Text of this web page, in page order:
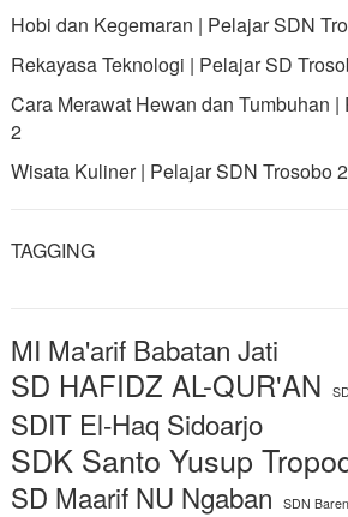
Hobi dan Kegemaran | Pelajar SDN
Rekayasa Teknologi | Pelajar SD
Cara Merawat Hewan dan Tumbuhan
2
Wisata Kuliner | Pelajar SDN Trosobo 2
TAGGING
MI Ma'arif Babatan Jati
SD HAFIDZ AL-QUR'AN
SDIT El-Haq Sidoarjo
SDK Santo Yusup
SD Maarif NU Ngaban SDN